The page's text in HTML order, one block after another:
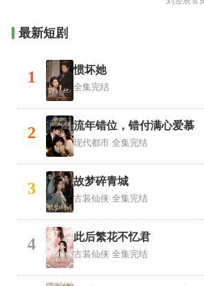
最新短剧
1 惯坏她
全集完结
2 流年错位，错付满心爱慕
现代都市 全集完结
3 故梦碎青城
古装仙侠 全集完结
4 此后繁花不忆君
古装仙侠 全集完结